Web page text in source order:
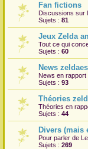
Fan fictions
Discussions sur
Sujets : 81
Jeux Zelda
Tout ce qui
Sujets : 60
News
News en rapport
Sujets : 93
Théories
Théories en
Sujets : 44
Divers (mais
Pour parler de
Sujets : 269